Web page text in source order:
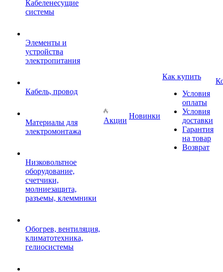
Кабеленесущие
системы
Элементы и
устройства
электропитания
Кабель, провод
Материалы для
электромонтажа
Низковольтное
оборудование,
счетчики,
молниезащита,
разъемы, клеммники
Обогрев, вентиляция,
климатотехника,
гелиосистемы
Акции
Новинки
Как купить
Условия
оплаты
Условия
доставки
Гарантия
на товар
Возврат